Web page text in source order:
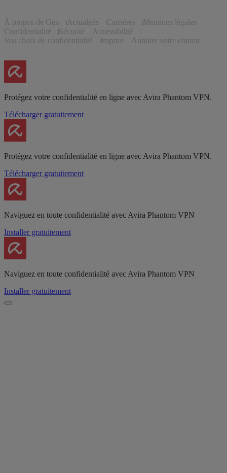
À propos de Gen Actualités Carrières
Mentions légales
Confidentialité
Sécurité
Accessibilité
Vos choix de confidentialité
Imprint Annuler votre contrat
Protégez votre confidentialité en ligne avec Avira Phantom VPN.
Télécharger gratuitement
Protégez votre confidentialité en ligne avec Avira Phantom VPN.
Télécharger gratuitement
Naviguez en toute confidentialité avec Avira Phantom VPN
Installer gratuitement
Naviguez en toute confidentialité avec Avira Phantom VPN
Installer gratuitement